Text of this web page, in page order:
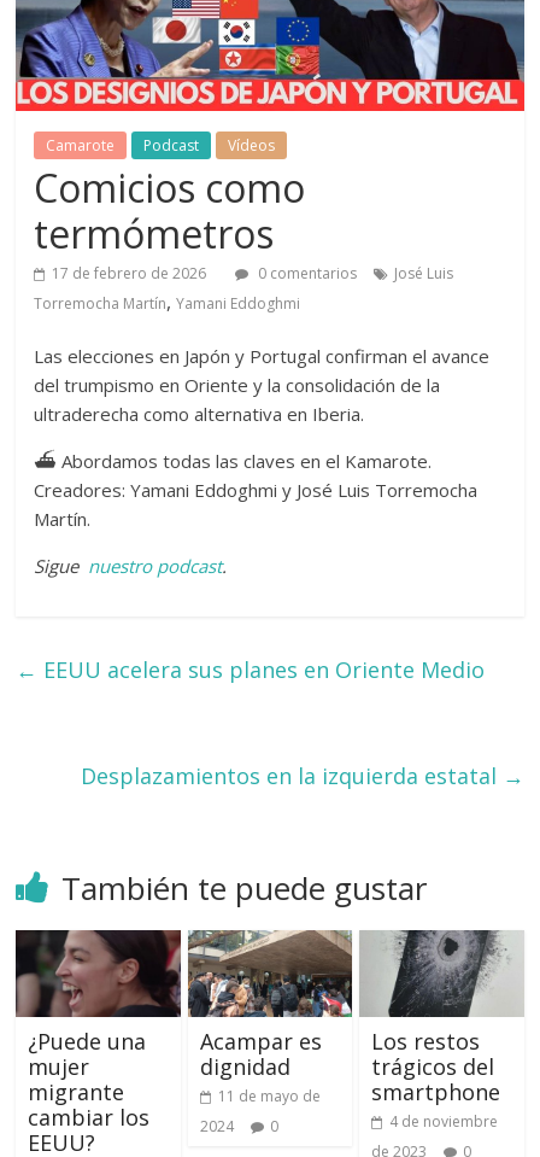
Camarote Podcast Vídeos
Comicios como
termómetros
17 de febrero de 2026 0 comentarios
José Luis
Torremocha Martín,Yamani Eddoghmi
Las elecciones en Japón y Portugal confirman el avance
del trumpismo en Oriente y la consolidación de la
ultraderecha como alternativa en Iberia.
⛴ Abordamos todas las claves en el Kamarote.
Creadores: Yamani Eddoghmi y José Luis Torremocha
Martín.
Sigue nuestro podcast.
← EEUU acelera sus planes en Oriente Medio
Desplazamientos en la izquierda estatal →
También te puede gustar
¿Puede una
mujer
migrante
cambiar los
EEUU?
Acampar es
dignidad
11 de mayo de
2024
0
Los restos
trágicos del
smartphone
4 de noviembre
de 2023
0